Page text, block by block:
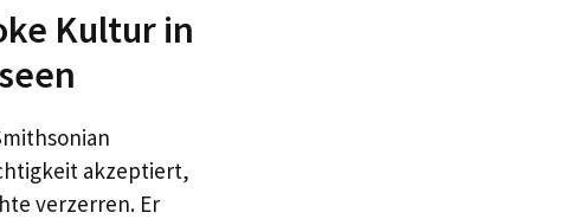
Kultur in
akzeptiert,
verzerren. Er